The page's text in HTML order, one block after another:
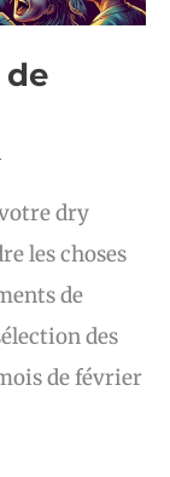
de
dry
les choses
de
des
de février